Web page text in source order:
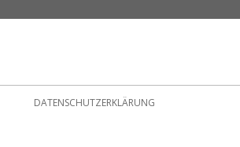
DATENSCHUTZERKLÄRUNG